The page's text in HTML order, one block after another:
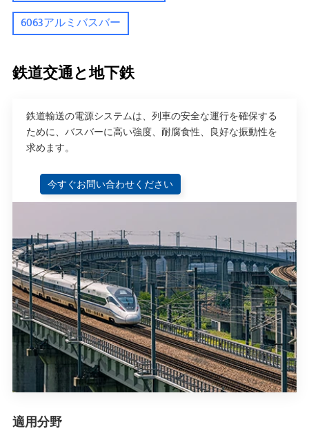
6063アルミバスバー
鉄道交通と地下鉄
鉄道輸送の電源システムは、列車の安全な運行を確保する
ために、バスバーに高い強度、耐腐食性、良好な振動性を
求めます。
今すぐお問い合わせください
適用分野